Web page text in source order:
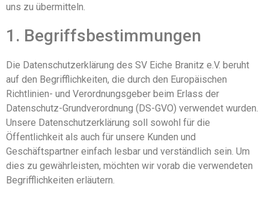
uns zu übermitteln.
1. Begriffsbestimmungen
Die Datenschutzerklärung des SV Eiche Branitz e.V. beruht
auf den Begrifflichkeiten, die durch den Europäischen
Richtlinien- und Verordnungsgeber beim Erlass der
Datenschutz-Grundverordnung (DS-GVO) verwendet wurden.
Unsere Datenschutzerklärung soll sowohl für die
Öffentlichkeit als auch für unsere Kunden und
Geschäftspartner einfach lesbar und verständlich sein. Um
dies zu gewährleisten, möchten wir vorab die verwendeten
Begrifflichkeiten erläutern.